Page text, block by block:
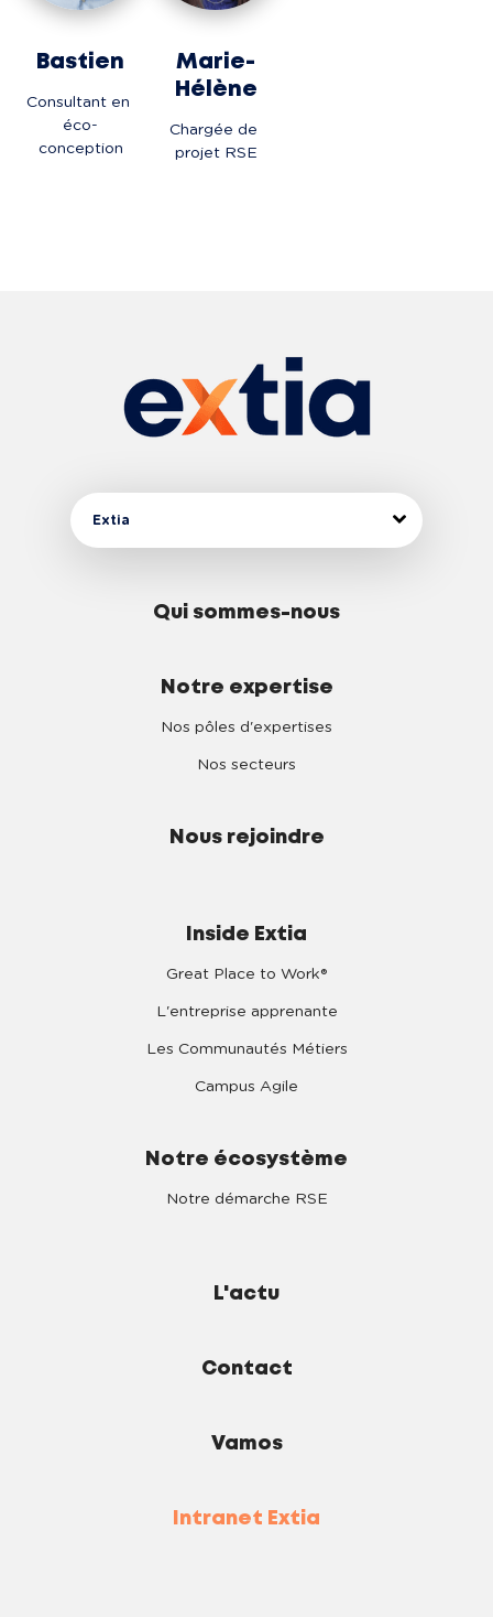
Bastien
Consultant en
éco-
conception
Marie-
Hélène
Chargée de
projet RSE
Extia
Qui sommes-nous
Notre expertise
Nos pôles d'expertises
Nos secteurs
Nous rejoindre
Inside Extia
Great Place to Work®
L'entreprise apprenante
Les Communautés Métiers
Campus Agile
Notre écosystème
Notre démarche RSE
L'actu
Contact
Vamos
Intranet Extia